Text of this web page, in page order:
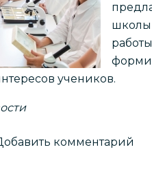
школы
учеников.
комментарий